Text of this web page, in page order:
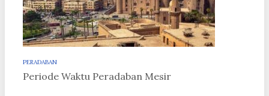
PERADABAN
Periode Waktu Peradaban Mesir